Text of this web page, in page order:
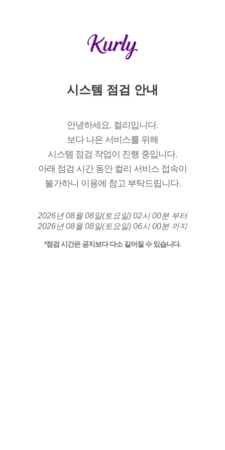
시스템 점검 안내
안녕하세요. 컬리입니다.
보다 나은 서비스를 위해
시스템 점검 작업이 진행 중입니다.
아래 점검 시간 동안 컬리 서비스 접속이
불가하니 이용에 참고 부탁드립니다.
2026년 08월 08일(토요일) 02시 00분 부터
2026년 08월 08일(토요일) 06시 00분 까지
*점검 시간은 공지보다 다소 길어질 수 있습니다.